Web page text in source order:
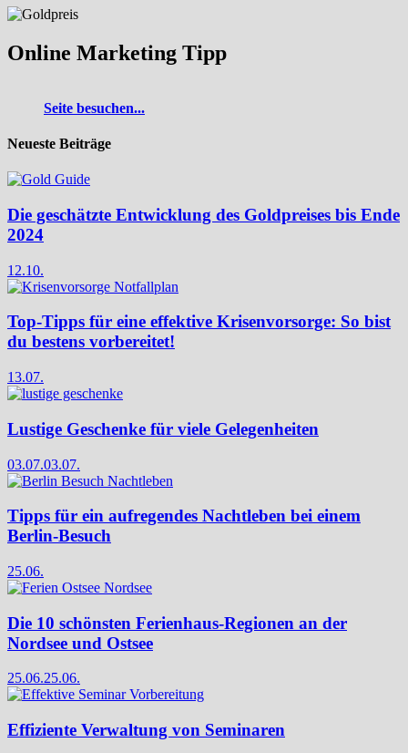
Online Marketing Tipp
Seite besuchen...
Neueste Beiträge
Die geschätzte Entwicklung des Goldpreises bis Ende
2024
12.10.
Top-Tipps für eine effektive Krisenvorsorge: So bist
du bestens vorbereitet!
13.07.
Lustige Geschenke für viele Gelegenheiten
03.07.03.07.
Tipps für ein aufregendes Nachtleben bei einem
Berlin-Besuch
25.06.
Die 10 schönsten Ferienhaus-Regionen an der
Nordsee und Ostsee
25.06.25.06.
Effiziente Verwaltung von Seminaren